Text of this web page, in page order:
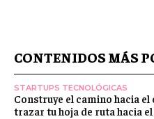
CONTENIDOS MÁS
STARTUPS TECNOLÓGICAS
Construye el camino hacia
trazar tu hoja de ruta hacia